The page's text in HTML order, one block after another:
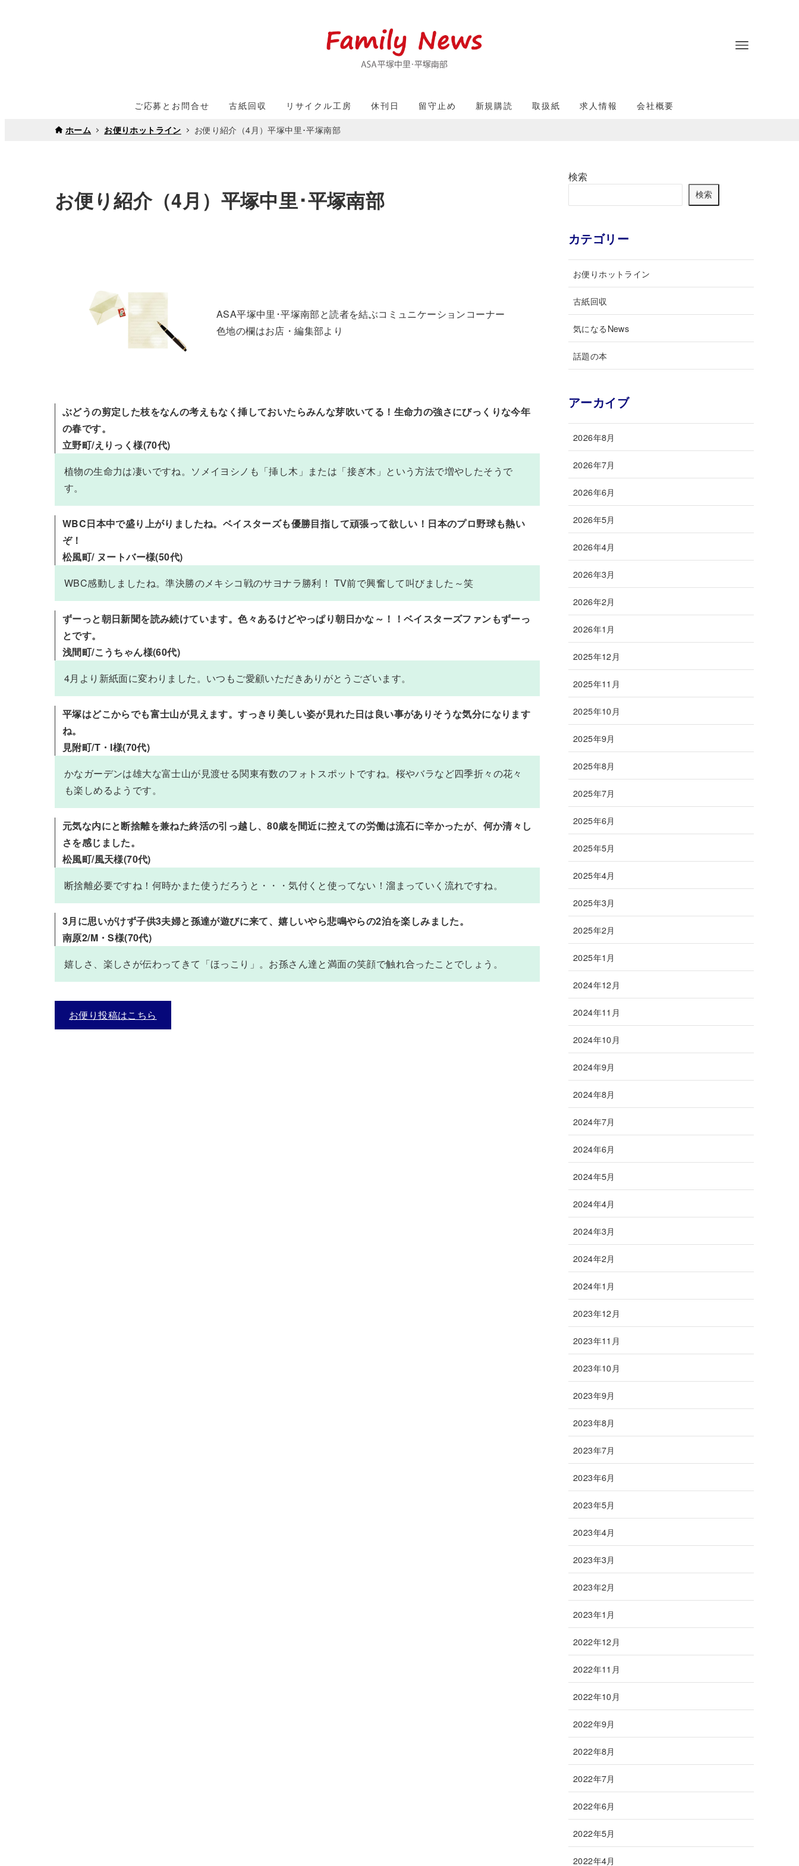
ご応募とお問合せ 古紙回収 リサイクル工房 休刊日 留守止め 新規購読 取扱紙 求人情報 会社概要
ホーム お便りホットライン お便り紹介（4月）平塚中里･平塚南部
お便り紹介（4月）平塚中里･平塚南部
ASA平塚中里･平塚南部と読者を結ぶコミュニケーションコーナー
色地の欄はお店・編集部より
ぶどうの剪定した枝をなんの考えもなく挿しておいたらみんな芽吹いてる！生命力の強さにびっくりな今年
の春です。
立野町/えりっく様(70代)
植物の生命力は凄いですね。ソメイヨシノも「挿し木」または「接ぎ木」という方法で増やしたそうで
す。
WBC日本中で盛り上がりましたね。ベイスターズも優勝目指して頑張って欲しい！日本のプロ野球も熱い
ぞ！
松風町/ ヌートバー様(50代)
WBC感動しましたね。準決勝のメキシコ戦のサヨナラ勝利！ TV前で興奮して叫びました～笑
ずーっと朝日新聞を読み続けています。色々あるけどやっぱり朝日かな～！！ベイスターズファンもずーっ
とです。
浅間町/こうちゃん様(60代)
4月より新紙面に変わりました。いつもご愛顧いただきありがとうございます。
平塚はどこからでも富士山が見えます。すっきり美しい姿が見れた日は良い事がありそうな気分になります
ね。
見附町/T・I様(70代)
かなガーデンは雄大な富士山が見渡せる関東有数のフォトスポットですね。桜やバラなど四季折々の花々
も楽しめるようです。
元気な内にと断捨離を兼ねた終活の引っ越し、80歳を間近に控えての労働は流石に辛かったが、何か清々し
さを感じました。
松風町/風天様(70代)
断捨離必要ですね！何時かまた使うだろうと・・・気付くと使ってない！溜まっていく流れですね。
3月に思いがけず子供3夫婦と孫達が遊びに来て、嬉しいやら悲鳴やらの2泊を楽しみました。
南原2/M・S様(70代)
嬉しさ、楽しさが伝わってきて「ほっこり」。お孫さん達と満面の笑顔で触れ合ったことでしょう。
お便り投稿はこちら
検索
検索
カテゴリー
お便りホットライン
古紙回収
気になるNews
話題の本
アーカイブ
2026年8月
2026年7月
2026年6月
2026年5月
2026年4月
2026年3月
2026年2月
2026年1月
2025年12月
2025年11月
2025年10月
2025年9月
2025年8月
2025年7月
2025年6月
2025年5月
2025年4月
2025年3月
2025年2月
2025年1月
2024年12月
2024年11月
2024年10月
2024年9月
2024年8月
2024年7月
2024年6月
2024年5月
2024年4月
2024年3月
2024年2月
2024年1月
2023年12月
2023年11月
2023年10月
2023年9月
2023年8月
2023年7月
2023年6月
2023年5月
2023年4月
2023年3月
2023年2月
2023年1月
2022年12月
2022年11月
2022年10月
2022年9月
2022年8月
2022年7月
2022年6月
2022年5月
2022年4月